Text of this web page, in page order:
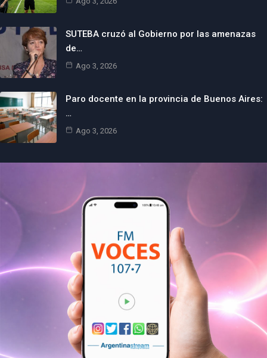
SUTEBA cruzó al Gobierno por las amenazas
de…
Ago 3, 2026
Paro docente en la provincia de Buenos Aires:
…
Ago 3, 2026